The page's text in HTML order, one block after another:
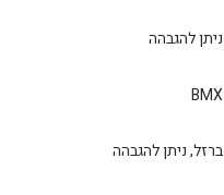
ניתן להגבהה
BMX
ברזל, ניתן להגבהה